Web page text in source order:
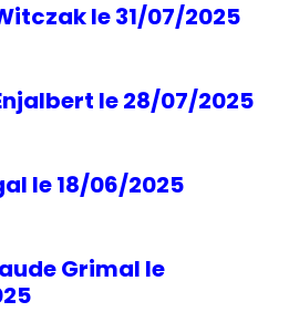
le 31/07/2025
le 28/07/2025
le 18/06/2025
Grimal le